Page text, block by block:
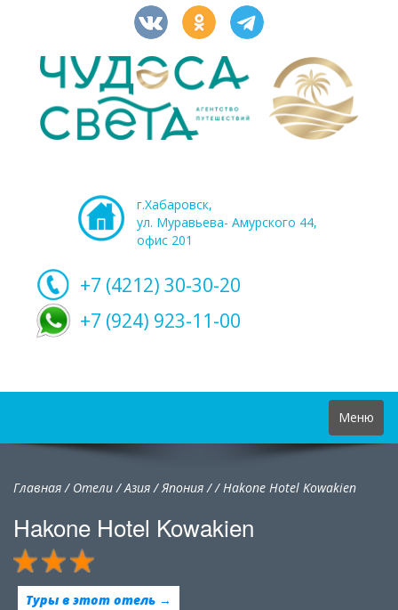
г.Хабаровск,
ул. Муравьева- Амурского 44,
офис 201
+7 (4212) 30-30-20
+7 (924) 923-11-00
Toggle
navigation
Меню
Главная/ Отели/Азия/Япония//Hakone Hotel Kowakien
Hakone Hotel Kowakien
Туры в этот отель →